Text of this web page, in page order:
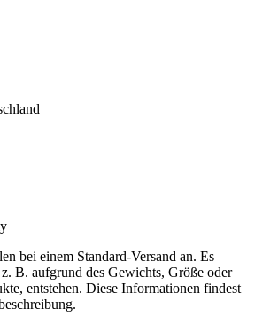
bei einem Standard-Versand an. Es
B. aufgrund des Gewichts, Größe oder
entstehen. Diese Informationen findest